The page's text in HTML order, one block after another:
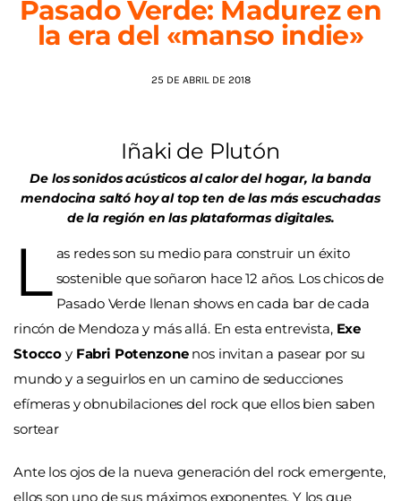
AGENDA
Pasado Verde: Madurez en
la era del «manso indie»
25 DE ABRIL DE 2018
Iñaki de Plutón
De los sonidos acústicos al calor del hogar, la banda
mendocina saltó hoy al top ten de las más escuchadas
de la región en las plataformas digitales.
L as redes son su medio para construir un éxito
sostenible que soñaron hace 12 años. Los chicos de
Pasado Verde llenan shows en cada bar de cada
rincón de Mendoza y más allá. En esta entrevista, Exe
Stocco y Fabri Potenzonenos invitan a pasear por su
mundo y a seguirlos en un camino de seducciones
efímeras y obnubilaciones del rock que ellos bien saben
sortear
Ante los ojos de la nueva generación del rock emergente,
ellos son uno de sus máximos exponentes. Y los que